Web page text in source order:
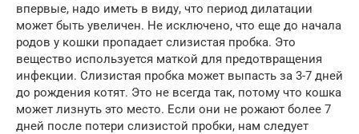
впервые, надо иметь в виду, что период дилатации
может быть увеличен. Не исключено, что еще до начала
родов у кошки пропадает слизистая пробка. Это
вещество используется маткой для предотвращения
инфекции. Слизистая пробка может выпасть за 3-7 дней
до рождения котят. Это не всегда так, потому что кошка
может лизнуть это место. Если они не рожают более 7
дней после потери слизистой пробки, нам следует